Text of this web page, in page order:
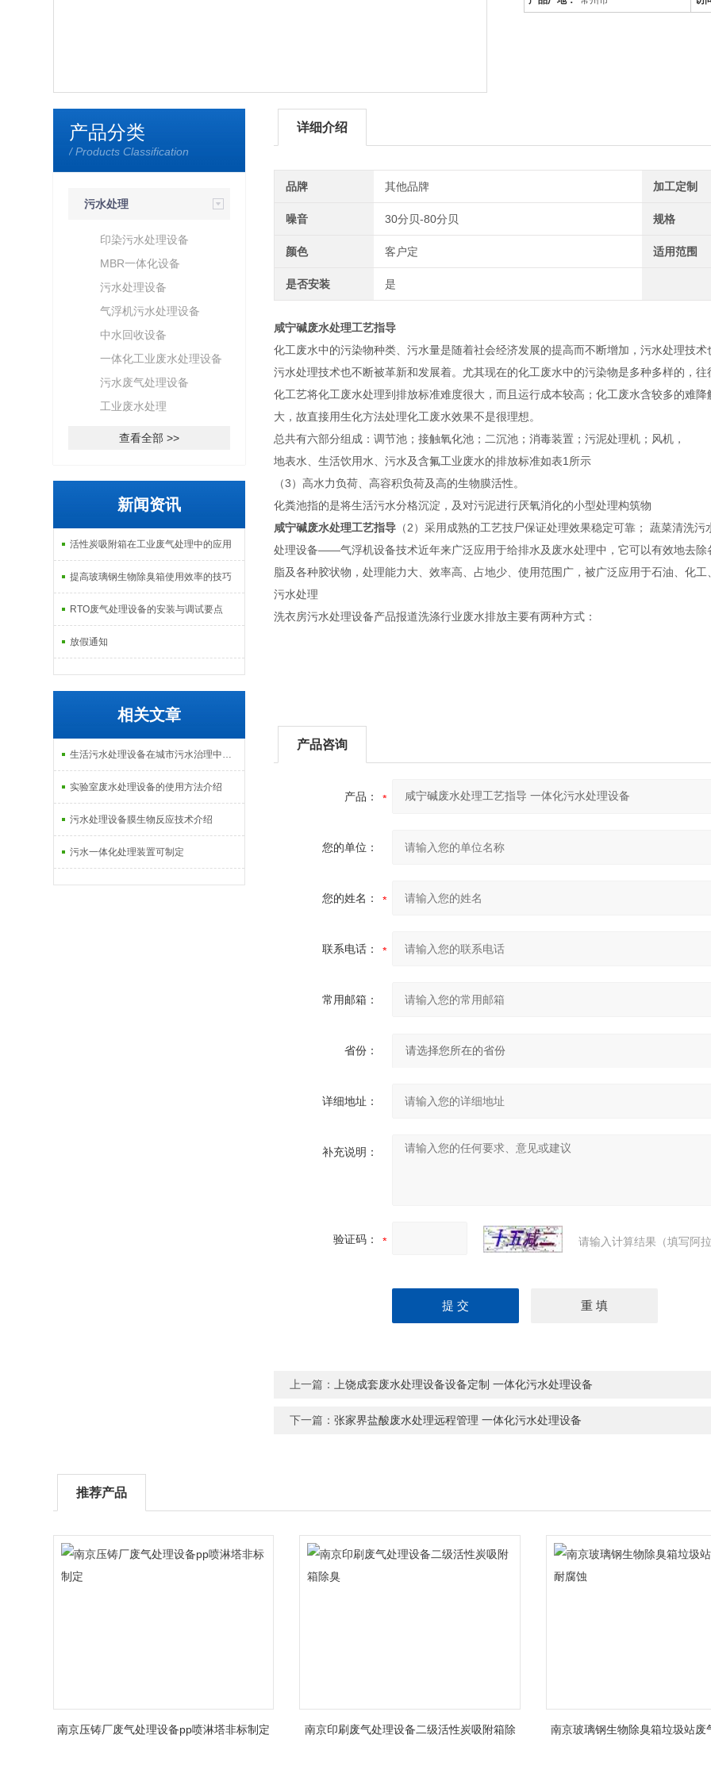
产品分类
/ Products Classification
污水处理
印染污水处理设备
MBR一体化设备
污水处理设备
气浮机污水处理设备
中水回收设备
一体化工业废水处理设备
污水废气处理设备
工业废水处理
查看全部 >>
新闻资讯
活性炭吸附箱在工业废气处理中的应用
提高玻璃钢生物除臭箱使用效率的技巧
RTO废气处理设备的安装与调试要点
放假通知
相关文章
生活污水处理设备在城市污水治理中的应用介绍
实验室废水处理设备的使用方法介绍
污水处理设备膜生物反应技术介绍
污水一体化处理装置可制定
详细介绍
品牌 其他品牌 加工定制
噪音 30分贝-80分贝 规格
颜色 客户定 适用范围
是否安装 是
咸宁碱废水处理工艺指导
化工废水中的污染物种类、污水量是随着社会经济发展的提高而不断增加，污水处理技
污水处理技术也不断被革新和发展着。尤其现在的化工废水中的污染物是多种多样的，
化工艺将化工废水处理到排放标准难度很大，而且运行成本较高；化工废水含较多的难
大，故直接用生化方法处理化工废水效果不是很理想。
总共有六部分组成：调节池；接触氧化池；二沉池；消毒装置；污泥处理机；风机，
地表水、生活饮用水、污水及含氟工业废水的排放标准如表1所示
（3）高水力负荷、高容积负荷及高的生物膜活性。
化粪池指的是将生活污水分格沉淀，及对污泥进行厌氧消化的小型处理构筑物
咸宁碱废水处理工艺指导 （2）采用成熟的工艺技尸保证处理效果稳定可靠； 蔬菜清
处理设备——气浮机设备技术近年来广泛应用于给排水及废水处理中，它可以有效地去
脂及各种胶状物，处理能力大、效率高、占地少、使用范围广，被广泛应用于石油、化
污水处理
洗衣房污水处理设备产品报道洗涤行业废水排放主要有两种方式：
产品咨询
产品：
您的单位：
您的姓名：
联系电话：
常用邮箱：
省份：
详细地址：
补充说明：
验证码： 请输入计算结果（填写阿
上一篇： 上饶成套废水处理设备设备定制 一体化污水处理设备
下一篇：张家界盐酸废水处理远程管理 一体化污水处理设备
推荐产品
南京压铸厂废气处理设备pp喷淋塔非标制定
南京印刷废气处理设备二级活性炭吸附箱除
南京玻璃钢生物除臭箱垃圾站废